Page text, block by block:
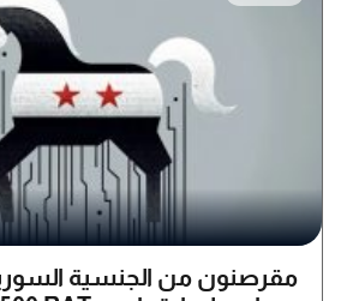
مقرصنون من الجنسية